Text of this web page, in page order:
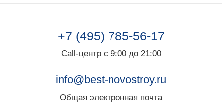
+7 (495) 785-56-17
Call-центр с 9:00 до 21:00
info@best-novostroy.ru
Общая электронная почта